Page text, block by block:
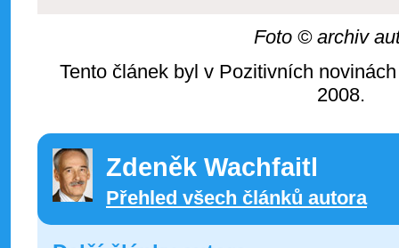
Foto © archiv
Tento článek byl v Pozitivních
2008.
Zdeněk Wachfaitl
Přehled všech článků autora